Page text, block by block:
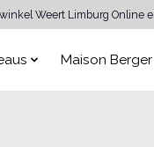
Weert Limburg Online
Maison